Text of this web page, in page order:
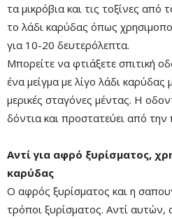
Remaining
Time
-0:00
τα μικρόβια και τις τοξίνες από
το λάδι καρύδας όπως
για 10-20 δευτερόλεπτα.
Μπορείτε να φτιάξετε σπιτική
ένα μείγμα με λίγο λάδι καρύδας
μερικές σταγόνες μέντας. Η
δόντια και προστατεύει από την
Αντί για αφρό ξυρίσματος,
καρύδας
Ο αφρός ξυρίσματος και η
τρόποι ξυρίσματος. Αντί αυτών,